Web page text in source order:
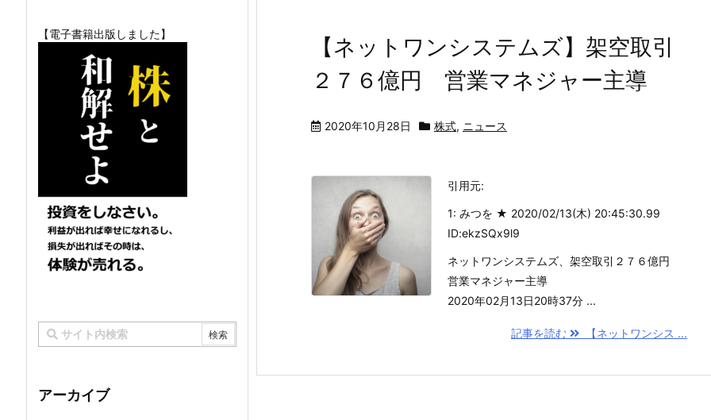
【ネットワンシステムズ】架空取引
２７６億円 営業マネジャー主導
2020年10月28日 株式, ニュース
引用元:
1: みつを ★ 2020/02/13(木) 20:45:30.99
ID:ekzSQx9l9
ネットワンシステムズ、架空取引２７６億円
営業マネジャー主導
2020年02月13日20時37分 ...
記事を読む 【ネットワンシス ...
【電子書籍出版しました】
アーカイブ